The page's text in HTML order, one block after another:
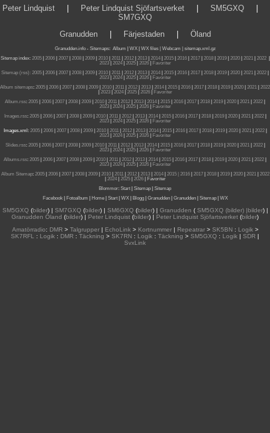
Peter Lindquist
Peter Lindquist Sjöfartsverket SM5GXQ
SM7GXQ
Granudden| Färjestaden| Öland
Granudden.info- Sitemaps: Album WX WX files | Webcam |
sitemap.xml.gz
Sitemap index: 2005| 2006| 2007| 2008| 2009| 2010| 2011| 2012| 2013| 2014| 2015| 2016| 2017| 2018| 2019| 2020| 2021| 2022|
2023| 2024| 2025| 2026|
Favoriter
Sitemap (rss): 2005 2006 2007 2008 2009 2010 2011 2012 2013 2014 2015 2016 2017 2018 2019 2020 2021 2022
2023| 2024| 2025| 2026|
Favoriter
Album sitemaps: 2005 2006 2007 2008 2009 2010 2011 2012 2013 2014 2015 2016 2017 2018 2019 2020 2021
2022
2023| 2024| 2025| 2026|
Favoriter
Album.rss: 2005 2006 2007 2008 2009 2010 2011 2012 2013 2014 2015 2016 2017 2018 2019 2020 2021 2022
2023| 2024| 2025| 2026|
Favoriter
Images.rss: 2005| 2006| 2007| 2008| 2009| 2010| 2011| 2012| 2013| 2014| 2015| 2016| 2017| 2018| 2019| 2020| 2021| 2022|
2023| 2024| 2025| 2026|
Favoriter
Images.xml: 2005| 2006| 2007| 2008| 2009| 2010| 2011| 2012| 2013| 2014| 2015| 2016| 2017| 2018| 2019| 2020| 2021| 2022|
2023| 2024| 2025| 2026|
Favoriter
Slides.rss: 2005| 2006| 2007| 2008| 2009| 2010| 2011| 2012| 2013| 2014| 2015| 2016| 2017| 2018| 2019| 2020| 2021| 2022|
2023| 2024| 2025| 2026|
Favoriter
Albums.rss: 2005 2006 2007 2008 2009 2010 2011 2012 2013 2014 2015 2016 2017 2018 2019 2020 2021 2022
2023| 2024| 2025| 2026|
Favoriter
Album Sitemap: 2005| 2006| 2007| 2008| 2009| 2010| 2011| 2012| 2013| 2014| 2015 | 2016| 2017| 2018| 2019| 2020| 2021| 2022
2024| 2025| 2026|
Favoriter
Blommor: Start Sitemap
Sitemap
Facebook| Fotoalbum Home| Start| WX| Blogg| Granudden| Granudden| Sitemap| WX
SM5GXQ(bilder) | SM7GXQ(bilder) | SM6GXQ(bilder) | Granudden (SM5GXQ (bilder) |bilder) |
Granudden Öland (bilder) | Peter Lindquist (bilder) | Peter Lindquist Sjöfartsverket (bilder)
Amatörradio: DMR> Talgrupper| EchoLink> Kortnummer| Repeatrar> SK5BN: Logik>
SK7RFL
: Logik : DMR : Täckning > SK7RN : Logik : Täckning > SM5GXQ : Logik | SDR |
SvxLink